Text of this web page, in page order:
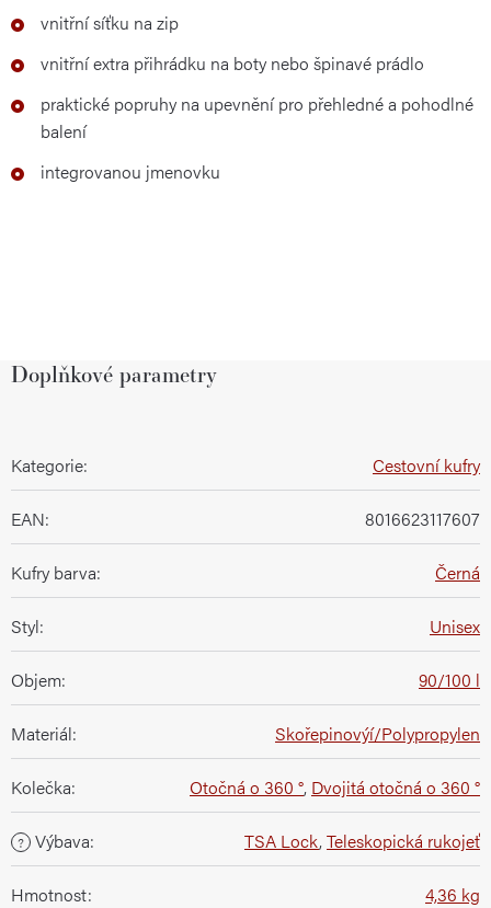
vnitřní síťku na zip
vnitřní extra přihrádku na boty nebo špinavé prádlo
praktické popruhy na upevnění pro přehledné a pohodlné
balení
integrovanou jmenovku
Doplňkové parametry
Kategorie: Cestovní kufry
EAN: 8016623117607
Kufry barva: Černá
Styl: Unisex
Objem: 90/100 l
Materiál: Skořepinovýí/Polypropylen
Kolečka: Otočná o 360 °, Dvojitá otočná o 360 °
? Výbava: TSA Lock,Teleskopická rukojeť
Hmotnost: 4,36 kg